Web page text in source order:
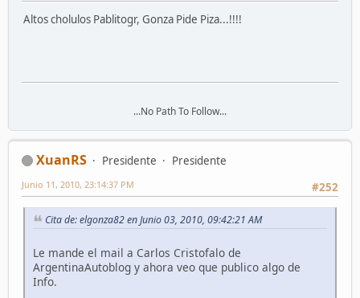
Altos cholulos Pablitogr, Gonza Pide Piza...!!!!
...No Path To Follow...
XuanRS Presidente
Presidente
#252
Junio 11, 2010, 23:14:37 PM
Cita de: elgonza82 en Junio 03, 2010, 09:42:21 AM
Le mande el mail a Carlos Cristofalo de
ArgentinaAutoblog y ahora veo que publico algo de
Info.